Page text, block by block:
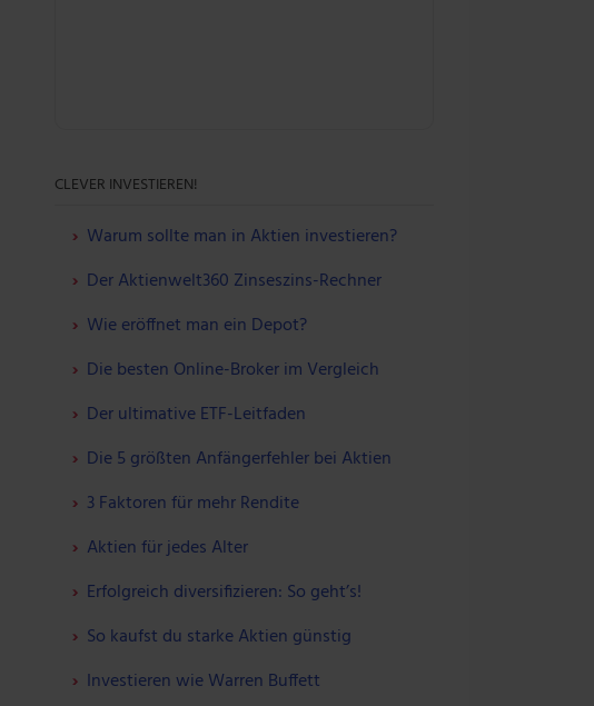
CLEVER INVESTIEREN!
Warum sollte man in Aktien investieren?
Der Aktienwelt360 Zinseszins-Rechner
Wie eröffnet man ein Depot?
Die besten Online-Broker im Vergleich
Der ultimative ETF-Leitfaden
Die 5 größten Anfängerfehler bei Aktien
3 Faktoren für mehr Rendite
Aktien für jedes Alter
Erfolgreich diversifizieren: So geht’s!
So kaufst du starke Aktien günstig
Investieren wie Warren Buffett